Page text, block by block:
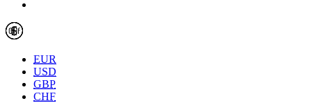
EUR
USD
GBP
CHF